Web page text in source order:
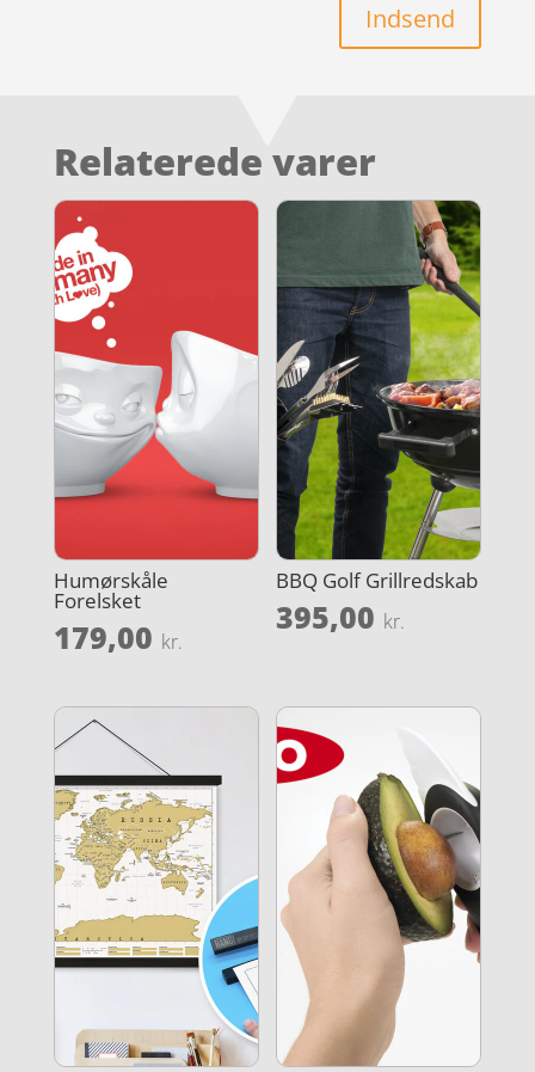
Indsend
Relaterede varer
Humørskåle
Forelsket
179,00 kr.
BBQ Golf Grillredskab
395,00 kr.